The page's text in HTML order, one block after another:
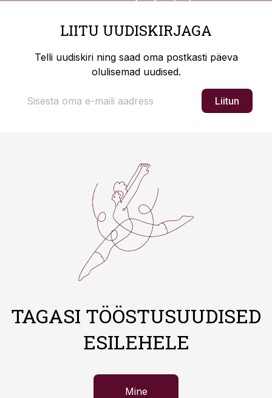
LIITU UUDISKIRJAGA
Telli uudiskiri ning saad oma postkasti päeva
olulisemad uudised.
Liitun
TAGASI TÖÖSTUSUUDISED
ESILEHELE
Mine